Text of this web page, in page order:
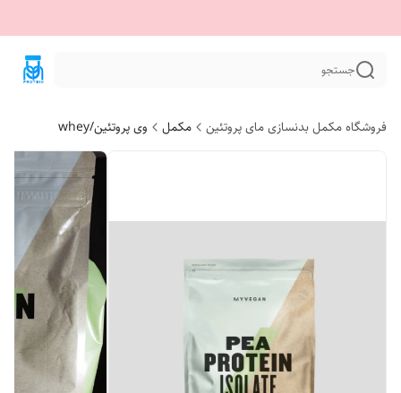
جستجو
فروشگاه مکمل بدنسازی مای پروتئین مکمل وی پروتئین/whey